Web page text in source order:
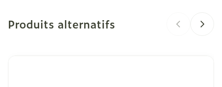
Marques Sjankara
Produits alternatifs